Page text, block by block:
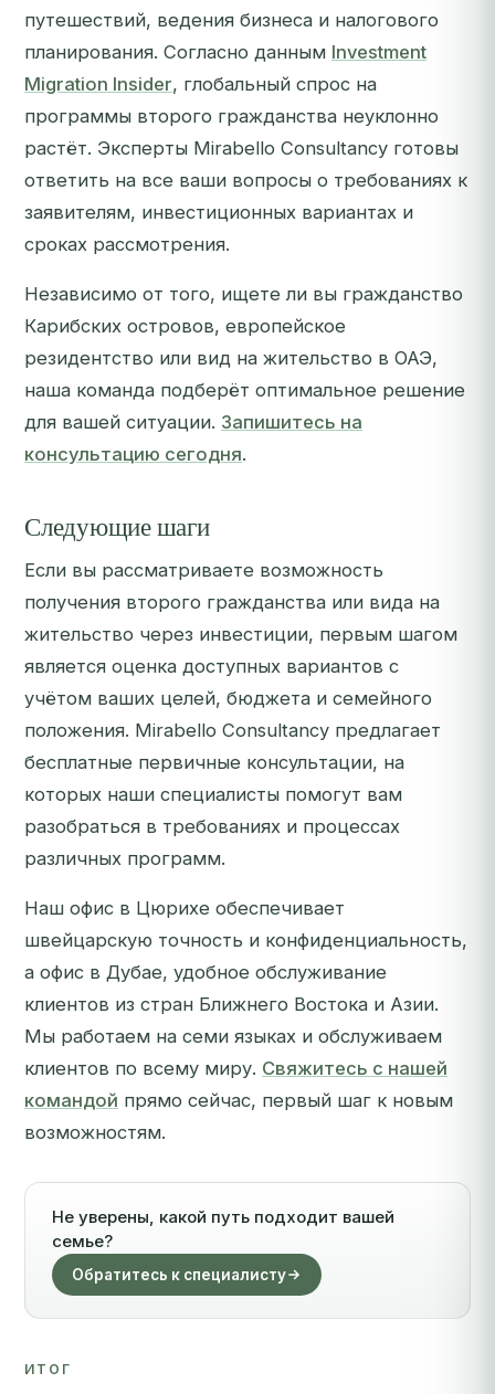
путешествий, ведения бизнеса и налогового
планирования. Согласно данным Investment
Migration Insider, глобальный спрос на
программы второго гражданства неуклонно
растёт. Эксперты Mirabello Consultancy готовы
ответить на все ваши вопросы о требованиях к
заявителям, инвестиционных вариантах и
сроках рассмотрения.
Независимо от того, ищете ли вы гражданство
Карибских островов, европейское
резидентство или вид на жительство в ОАЭ,
наша команда подберёт оптимальное решение
для вашей ситуации. Запишитесь на
консультацию сегодня.
Следующие шаги
Если вы рассматриваете возможность
получения второго гражданства или вида на
жительство через инвестиции, первым шагом
является оценка доступных вариантов с
учётом ваших целей, бюджета и семейного
положения. Mirabello Consultancy предлагает
бесплатные первичные консультации, на
которых наши специалисты помогут вам
разобраться в требованиях и процессах
различных программ.
Наш офис в Цюрихе обеспечивает
швейцарскую точность и конфиденциальность,
а офис в Дубае, удобное обслуживание
клиентов из стран Ближнего Востока и Азии.
Мы работаем на семи языках и обслуживаем
клиентов по всему миру. Свяжитесь с нашей
командой прямо сейчас, первый шаг к новым
возможностям.
Не уверены, какой путь подходит вашей
семье?
Обратитесь к специалисту
ИТОГ